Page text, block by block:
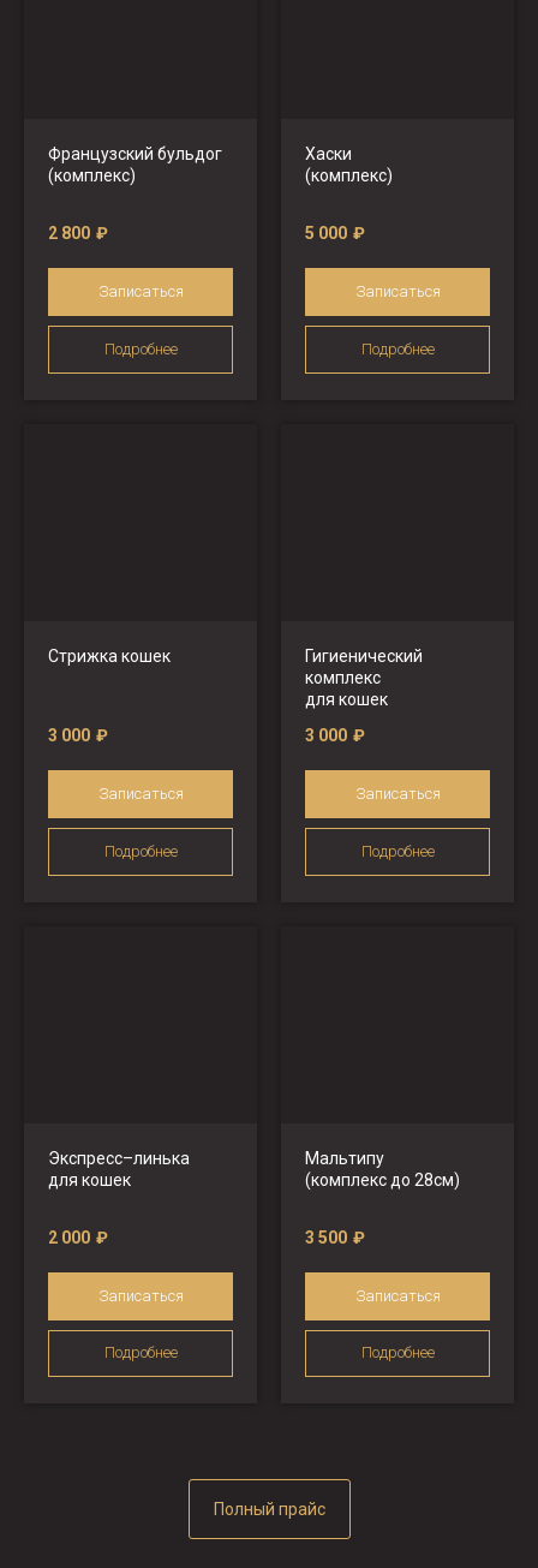
Французский бульдог
(комплекс)
2 800 ₽
Записаться
Подробнее
Хаски
(комплекс)
5 000 ₽
Записаться
Подробнее
Стрижка кошек
3 000 ₽
Записаться
Подробнее
Гигиенический
комплекс
для кошек
3 000 ₽
Записаться
Подробнее
Экспресс–линька
для кошек
2 000 ₽
Записаться
Подробнее
Мальтипу
(комплекс до 28см)
3 500 ₽
Записаться
Подробнее
Полный прайс